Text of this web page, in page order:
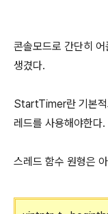
콘솔모드로 간단히
생겼다.
StartTimer란 기본적
레드를 사용해야한다.
스레드 함수 원형은